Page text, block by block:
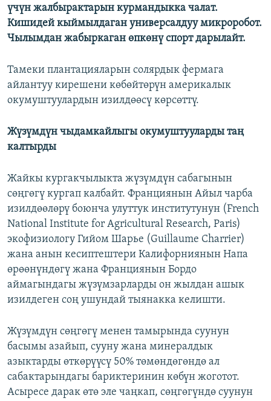
үчүн жалбырактарын курмандыкка чалат.
Кишидей кыймылдаган универсалдуу микроробот.
Чылымдан жабыркаган өпкөнү спорт дарылайт.
Тамеки плантацияларын солярдык фермага
айлантуу кирешени көбөйтөрүн америкалык
окумуштуулардын изилдөөсү көрсөттү.
Жүзүмдүн чыдамкайлыгы окумуштууларды таң
калтырды
Жайкы кургакчылыкта жүзүмдүн сабагынын
сөңгөгү кургап калбайт. Франциянын Айыл чарба
изилдөөлөрү боюнча улуттук институтунун (French
National Institute for Agricultural Research, Paris)
экофизиологу Гийом Шарье (Guillaume Charrier)
жана анын кесиптештери Калифорниянын Напа
өрөөнүндөгү жана Франциянын Бордо
аймагындагы жүзүмзарларды он жылдан ашык
изилдеген соң ушундай тыянакка келишти.
Жүзүмдүн сөңгөгү менен тамырында суунун
басымы азайып, сууну жана минералдык
азыктарды өткөрүүсү 50% төмөндөгөндө ал
сабактарындагы бариктеринин көбүн жоготот.
Асыресе дарак өтө эле чаңкап, сөңгөгүндө суунун